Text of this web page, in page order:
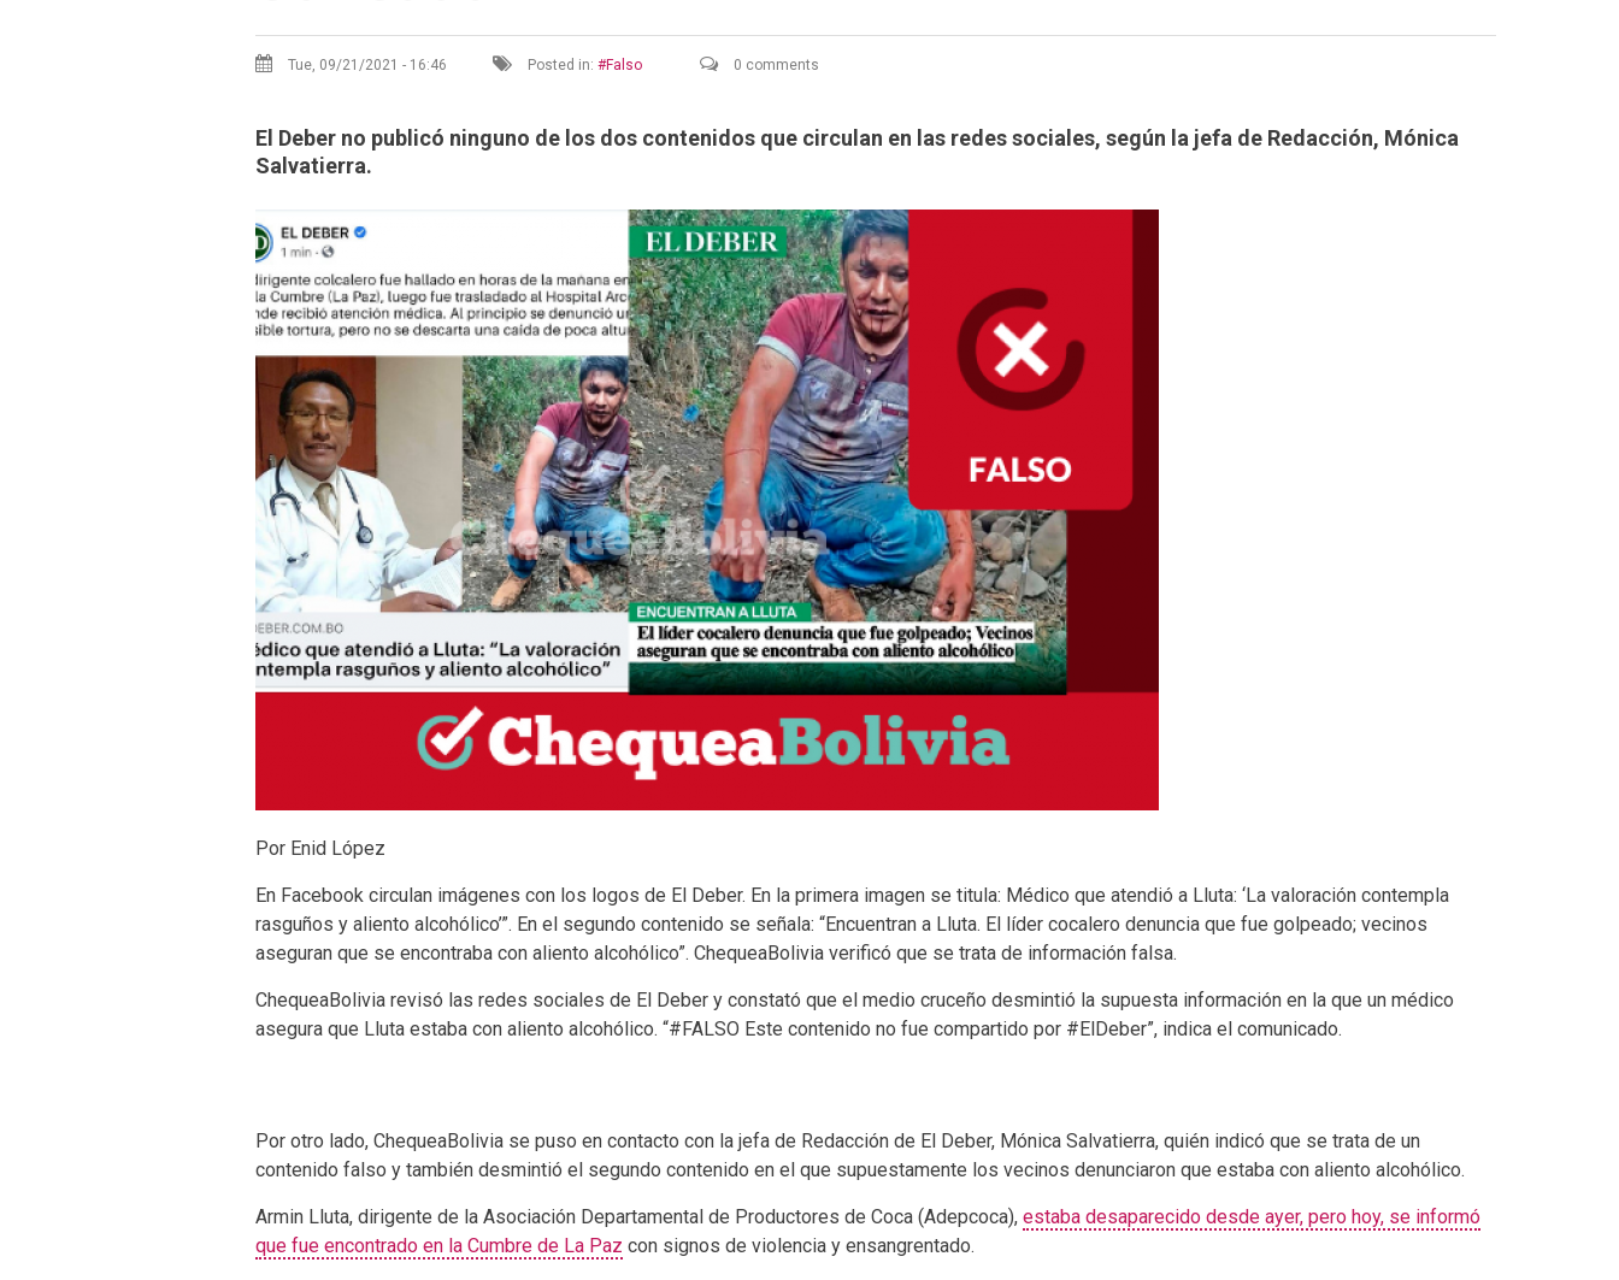
Tue, 09/21/2021 - 16:46 Posted in: Falso 0 comments
El Deber no publicó ninguno de los dos contenidos que circulan en las redes sociales, según la jefa de Redacción, Mónica
Salvatierra.
Por Enid López
En Facebook circulan imágenes con los logos de El Deber. En la primera imagen se titula: Médico que atendió a Lluta: ‘La valoración contempla
rasguños y aliento alcohólico’”. En el segundo contenido se señala: “Encuentran a Lluta. El líder cocalero denuncia que fue golpeado; vecinos
aseguran que se encontraba con aliento alcohólico”. ChequeaBolivia verificó que se trata de información falsa.
ChequeaBolivia revisó las redes sociales de El Deber y constató que el medio cruceño desmintió la supuesta información en la que un médico
asegura que Lluta estaba con aliento alcohólico. “#FALSO Este contenido no fue compartido por #ElDeber”, indica el comunicado.
Por otro lado, ChequeaBolivia se puso en contacto con la jefa de Redacción de El Deber, Mónica Salvatierra, quién indicó que se trata de un
contenido falso y también desmintió el segundo contenido en el que supuestamente los vecinos denunciaron que estaba con aliento alcohólico.
Armin Lluta, dirigente de la Asociación Departamental de Productores de Coca (Adepcoca), estaba desaparecido desde ayer, pero hoy, se informó
que fue encontrado en la Cumbre de La Paz con signos de violencia y ensangrentado.